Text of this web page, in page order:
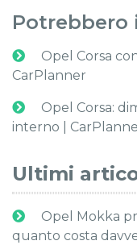
Potrebbero
Opel Corsa
CarPlanner
Opel Corsa:
interno |
Ultimi
Opel Mokka
quanto costa